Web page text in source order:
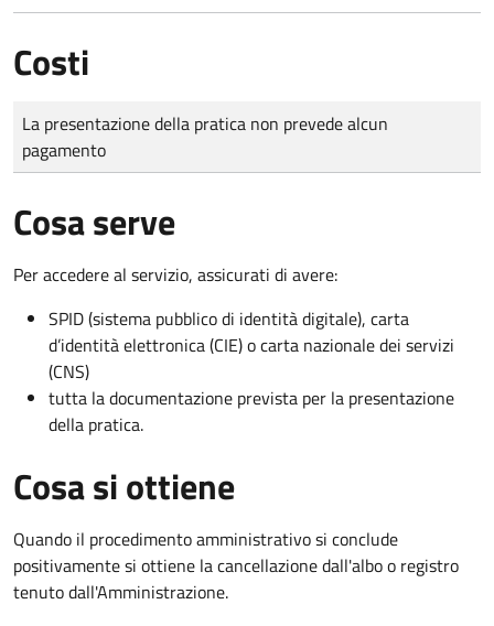
Costi
Tipo di pagamento
Importo
La presentazione della pratica non prevede alcun
pagamento
Cosa serve
Per accedere al servizio, assicurati di avere:
SPID (sistema pubblico di identità digitale), carta
d’identità elettronica (CIE) o carta nazionale dei servizi
(CNS)
tutta la documentazione prevista per la presentazione
della pratica.
Cosa si ottiene
Quando il procedimento amministrativo si conclude
positivamente si ottiene la cancellazione dall'albo o registro
tenuto dall'Amministrazione.